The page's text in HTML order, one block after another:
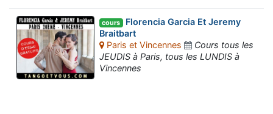
cours Florencia Garcia Et Jeremy
Braitbart
Paris et Vincennes
Cours tous les
JEUDIS à Paris, tous les LUNDIS à
Vincennes